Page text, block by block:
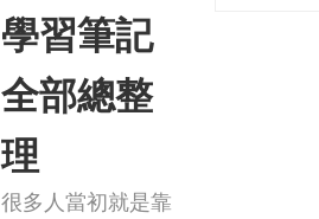
學習筆記
全部總整
理
很多人當初就是靠